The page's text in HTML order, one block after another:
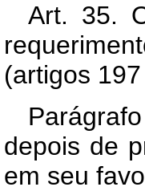
Art. 35.
(artigos
depois de
em seu